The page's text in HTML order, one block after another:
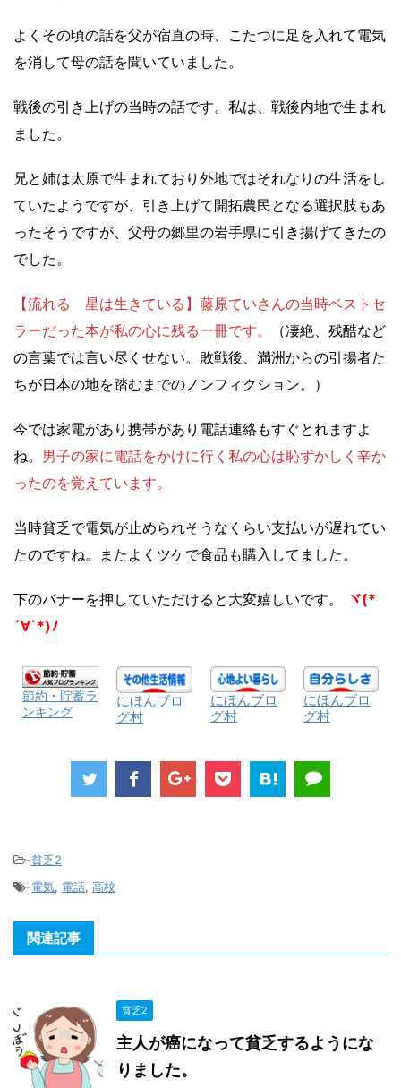
よくその頃の話を父が宿直の時、こたつに足を入れて電気
を消して母の話を聞いていました。
戦後の引き上げの当時の話です。私は、戦後内地で生まれ
ました。
兄と姉は太原で生まれており外地ではそれなりの生活をし
ていたようですが、引き上げて開拓農民となる選択肢もあ
ったそうですが、父母の郷里の岩手県に引き揚げてきたの
でした。
【流れる 星は生きている】藤原ていさんの当時ベストセ
ラーだった本が私の心に残る一冊です。
（凄絶、残酷など
の言葉では言い尽くせない。敗戦後、満洲からの引揚者た
ちが日本の地を踏むまでのノンフィクション。）
今では家電があり携帯があり電話連絡もすぐとれますよ
ね。 男子の家に電話をかけに行く私の心は恥ずかしく辛か
ったのを覚えています。
当時貧乏で電気が止められそうなくらい支払いが遅れてい
たのですね。またよくツケで食品も購入してました。
下のバナーを押していただけると大変嬉しいです。
ヾ(*
´∀`*)ﾉ
節約・貯蓄ラ
ンキング
にほんブロ
グ村
にほんブロ
グ村
にほんブロ
グ村
-貧乏2
-電気, 電話, 高校
関連記事
貧乏2
主人が癌になって貧乏するようにな
りました。